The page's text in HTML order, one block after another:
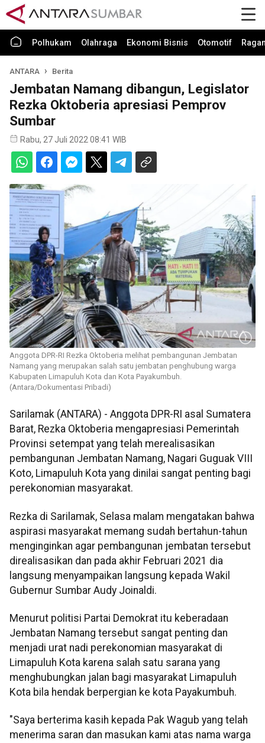
Polhukam Olahraga Ekonomi Bisnis Otomotif
ANTARA Berita
Jembatan Namang dibangun, Legislator
Rezka Oktoberia apresiasi Pemprov
Sumbar
Rabu, 27 Juli 2022 08:41 WIB
Anggota DPR-RI Rezka Oktoberia melihat pembangunan Jembatan
Namang yang merupakan salah satu jembatan penghubung warga
Kabupaten Limapuluh Kota dan Kota Payakumbuh.
(Antara/Dokumentasi Pribadi)
Sarilamak (ANTARA) - Anggota DPR-RI asal Sumatera
Barat, Rezka Oktoberia mengapresiasi Pemerintah
Provinsi setempat yang telah merealisasikan
pembangunan Jembatan Namang, Nagari Guguak VIII
Koto, Limapuluh Kota yang dinilai sangat penting bagi
perekonomian masyarakat.
Rezka di Sarilamak, Selasa malam mengatakan bahwa
aspirasi masyarakat memang sudah bertahun-tahun
menginginkan agar pembangunan jembatan tersebut
direalisasikan dan pada akhir Februari 2021 dia
langsung menyampaikan langsung kepada Wakil
Gubernur Sumbar Audy Joinaldi.
Menurut politisi Partai Demokrat itu keberadaan
Jembatan Namang tersebut sangat penting dan
menjadi urat nadi perekonomian masyarakat di
Limapuluh Kota karena salah satu sarana yang
menghubungkan jalan bagi masyarakat Limapuluh
Kota bila hendak berpergian ke kota Payakumbuh.
"Saya berterima kasih kepada Pak Wagub yang telah
menerima saran dan masukan kami atas nama warga